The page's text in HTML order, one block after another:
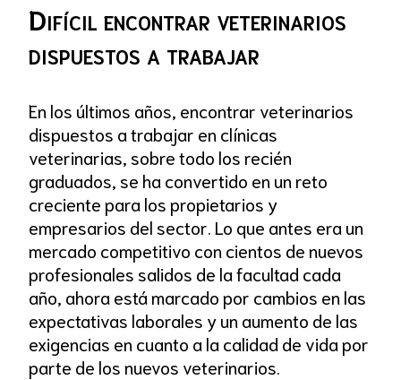
Difícil encontrar veterinarios
dispuestos a trabajar
En los últimos años, encontrar veterinarios
dispuestos a trabajar en clínicas
veterinarias, sobre todo los recién
graduados, se ha convertido en un reto
creciente para los propietarios y
empresarios del sector. Lo que antes era un
mercado competitivo con cientos de nuevos
profesionales salidos de la facultad cada
año, ahora está marcado por cambios en las
expectativas laborales y un aumento de las
exigencias en cuanto a la calidad de vida por
parte de los nuevos veterinarios.